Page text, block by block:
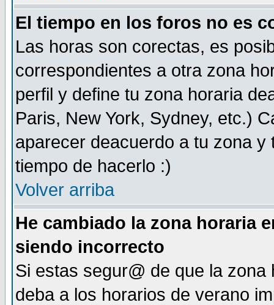
El tiempo en los foros no es
Las horas son corectas, es
correspondientes a otra zona
perfil y define tu zona horaria
Paris, New York, Sydney, etc.)
aparecer deacuerdo a tu zona
tiempo de hacerlo :)
Volver arriba
He cambiado la zona horaria
siendo incorrecto
Si estas segur@ de que la
deba a los horarios de verano